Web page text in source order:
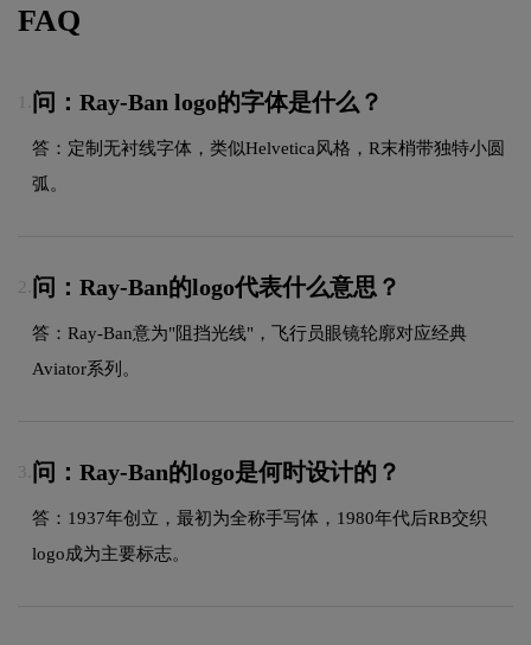
FAQ
问：Ray-Ban logo的字体是什么？
答：定制无衬线字体，类似Helvetica风格，R末梢带独特小圆
弧。
2. 问：Ray-Ban的logo代表什么意思？
答：Ray-Ban意为"阻挡光线"，飞行员眼镜轮廓对应经典
Aviator系列。
3. 问：Ray-Ban的logo是何时设计的？
答：1937年创立，最初为全称手写体，1980年代后RB交织
logo成为主要标志。